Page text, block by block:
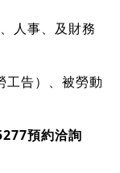
人事、及財務
工告）、被勞動
預約洽詢